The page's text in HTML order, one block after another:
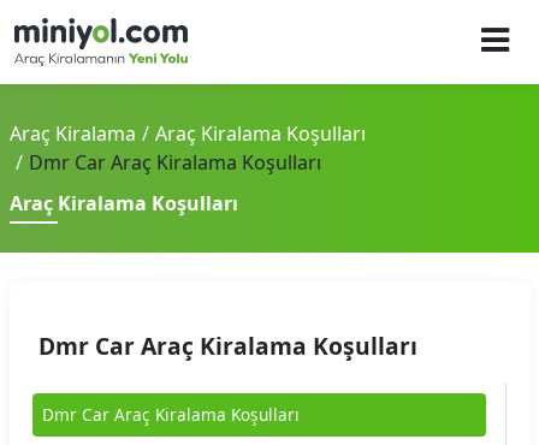
Araç Kiralama
Araç Kiralama Koşulları
Dmr Car Araç Kiralama Koşulları
Araç Kiralama Koşulları
Dmr Car Araç Kiralama Koşulları
Dmr Car Araç Kiralama Koşulları